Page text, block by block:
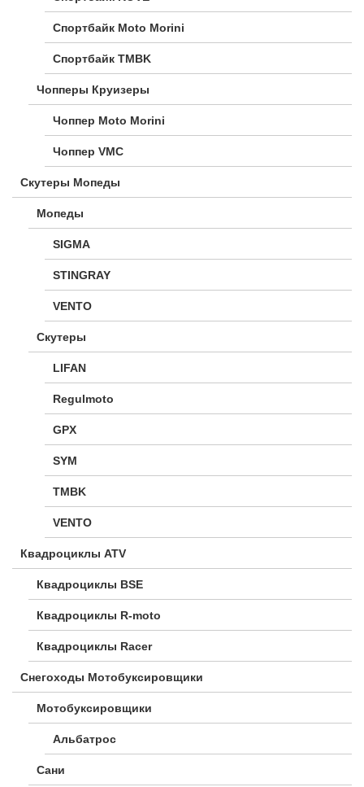
Спортбайк Moto Morini
Спортбайк TMBK
Чопперы Круизеры
Чоппер Moto Morini
Чоппер VMC
Скутеры Мопеды
Мопеды
SIGMA
STINGRAY
VENTO
Скутеры
LIFAN
Regulmoto
GPX
SYM
TMBK
VENTO
Квадроциклы ATV
Квадроциклы BSE
Квадроциклы R-moto
Квадроциклы Racer
Снегоходы Мотобуксировщики
Мотобуксировщики
Альбатрос
Сани